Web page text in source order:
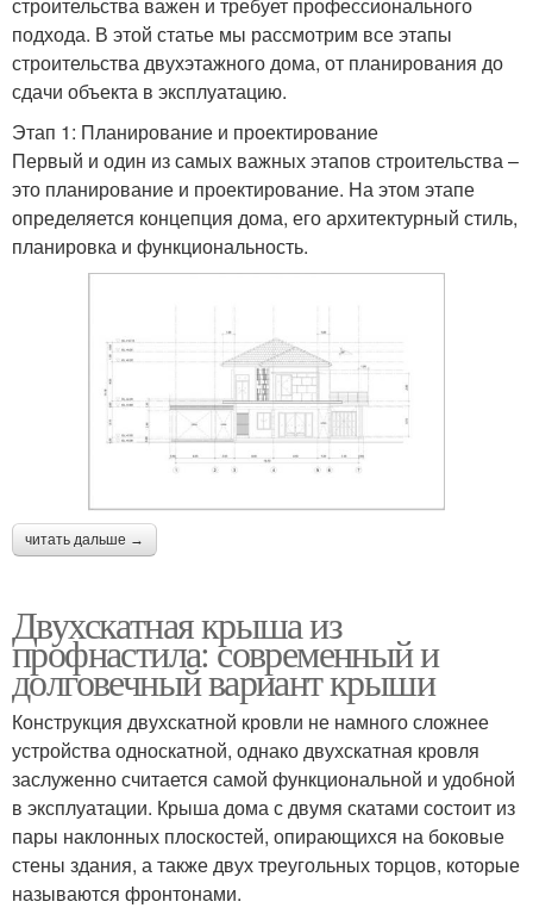
подхода. В этой статье мы рассмотрим все этапы
строительства двухэтажного дома, от планирования до
сдачи объекта в эксплуатацию.
Этап 1: Планирование и проектирование
Первый и один из самых важных этапов строительства –
это планирование и проектирование. На этом этапе
определяется концепция дома, его архитектурный стиль,
планировка и функциональность.
читать дальше →
Двухскатная крыша из
профнастила: современный и
долговечный вариант крыши
Конструкция двухскатной кровли не намного сложнее
устройства односкатной, однако двухскатная кровля
заслуженно считается самой функциональной и удобной
в эксплуатации. Крыша дома с двумя скатами состоит из
пары наклонных плоскостей, опирающихся на боковые
стены здания, а также двух треугольных торцов, которые
называются фронтонами.